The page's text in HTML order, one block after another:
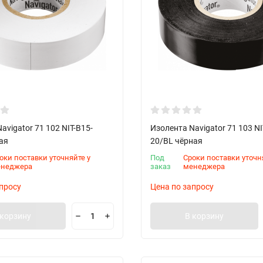
71 102 NIT-B15-
поставки уточняйте у
Изолента Navigator 71 103
20/BL чёрная
Под
заказ
Сроки поставки
менеджера
Цена по запросу
В корзину